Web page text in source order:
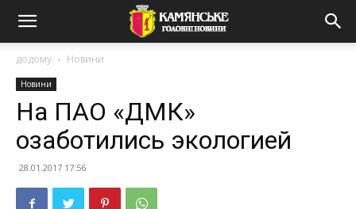
додому Новини
Новини
На ПАО «ДМК»
озаботились экологией
28.01.2017 17:56